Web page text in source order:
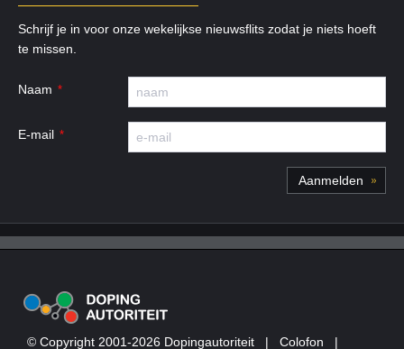
Schrijf je in voor onze wekelijkse nieuwsflits zodat je niets hoeft
te missen.
Naam
E-mail
© Copyright 2001-2026 Dopingautoriteit | Colofon |